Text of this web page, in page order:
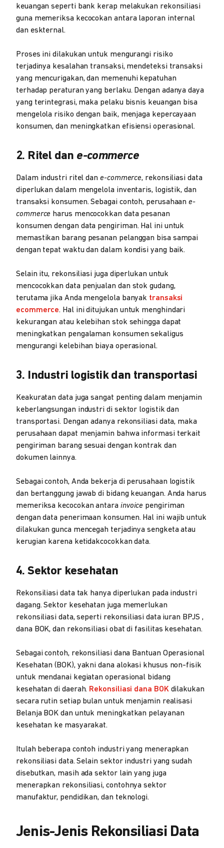
keuangan seperti bank kerap melakukan rekonsiliasi
guna memeriksa kecocokan antara laporan internal
dan eskternal.
Proses ini dilakukan untuk mengurangi risiko
terjadinya kesalahan transaksi, mendeteksi transaksi
yang mencurigakan, dan memenuhi kepatuhan
terhadap peraturan yang berlaku. Dengan adanya daya
yang terintegrasi, maka pelaku bisnis keuangan bisa
mengelola risiko dengan baik, menjaga kepercayaan
konsumen, dan meningkatkan efisiensi operasional.
2. Ritel dan e-commerce
Dalam industri ritel dan e-commerce, rekonsiliasi data
diperlukan dalam mengelola inventaris, logistik, dan
transaksi konsumen. Sebagai contoh, perusahaane-
commerce harus mencocokkan data pesanan
konsumen dengan data pengiriman. Hal ini untuk
memastikan barang pesanan pelanggan bisa sampai
dengan tepat waktu dan dalam kondisi yang baik.
Selain itu, rekonsiliasi juga diperlukan untuk
mencocokkan data penjualan dan stok gudang,
terutama jika Anda mengelola banyak transaksi
ecommerce. Hal ini ditujukan untuk menghindari
kekurangan atau kelebihan stok sehingga dapat
meningkatkan pengalaman konsumen sekaligus
mengurangi kelebihan biaya operasional.
3. Industri logistik dan transportasi
Keakuratan data juga sangat penting dalam menjamin
keberlangsungan industri di sektor logistik dan
transportasi. Dengan adanya rekonsiliasi data, maka
perusahaan dapat menjamin bahwa informasi terkait
pengiriman barang sesuai dengan kontrak dan
dokumen lainnya.
Sebagai contoh, Anda bekerja di perusahaan logistik
dan bertanggung jawab di bidang keuangan. Anda harus
memeriksa kecocokan antara invoice pengiriman
dengan data penerimaan konsumen. Hal ini wajib untuk
dilakukan gunca mencegah terjadinya sengketa atau
kerugian karena ketidakcocokkan data.
4. Sektor kesehatan
Rekonsiliasi data tak hanya diperlukan pada industri
dagang. Sektor kesehatan juga memerlukan
rekonsiliasi data, seperti rekonsiliasi data iuran BPJS ,
dana BOK, dan rekonsiliasi obat di fasilitas kesehatan.
Sebagai contoh, rekonsiliasi dana Bantuan Operasional
Kesehatan (BOK), yakni dana alokasi khusus non-fisik
untuk mendanai kegiatan operasional bidang
kesehatan di daerah. Rekonsiliasi dana BOKdilakukan
secara rutin setiap bulan untuk menjamin realisasi
Belanja BOK dan untuk meningkatkan pelayanan
kesehatan ke masyarakat.
Itulah beberapa contoh industri yang menerapkan
rekonsiliasi data. Selain sektor industri yang sudah
disebutkan, masih ada sektor lain yang juga
menerapkan rekonsiliasi, contohnya sektor
manufaktur, pendidikan, dan teknologi.
Jenis-Jenis Rekonsiliasi Data